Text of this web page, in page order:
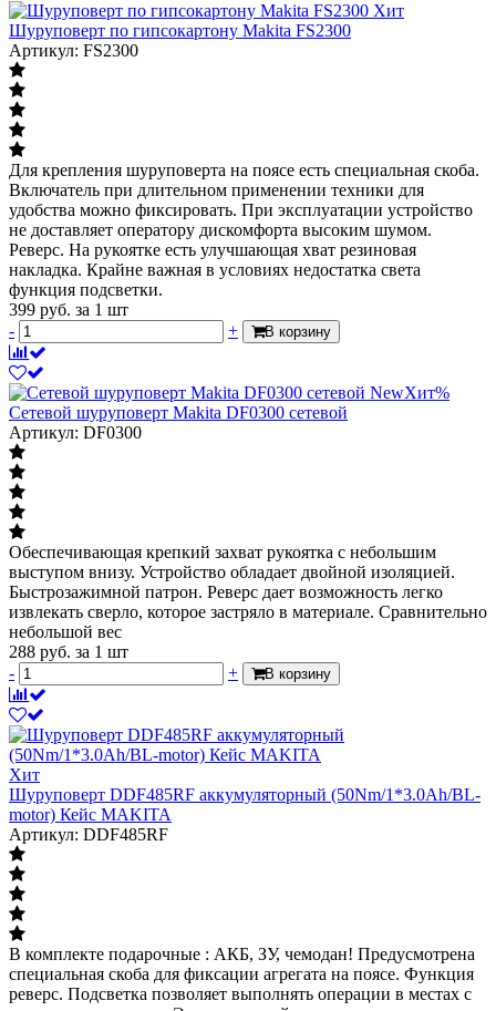
Хит
Шуруповерт по гипсокартону Makita FS2300
Артикул: FS2300
Для крепления шуруповерта на поясе есть специальная скоба.
Включатель при длительном применении техники для
удобства можно фиксировать. При эксплуатации устройство
не доставляет оператору дискомфорта высоким шумом.
Реверс. На рукоятке есть улучшающая хват резиновая
накладка. Крайне важная в условиях недостатка света
функция подсветки.
399 руб. за 1 шт
-
+ В корзину
NewХит%
Сетевой шуруповерт Makita DF0300 сетевой
Артикул: DF0300
Обеспечивающая крепкий захват рукоятка с небольшим
выступом внизу. Устройство обладает двойной изоляцией.
Быстрозажимной патрон. Реверс дает возможность легко
извлекать сверло, которое застряло в материале. Сравнительно
небольшой вес
288 руб. за 1 шт
-
+ В корзину
Хит
Шуруповерт DDF485RF аккумуляторный (50Nm/1*3.0Ah/BL-
motor) Кейс MAKITA
Артикул: DDF485RF
В комплекте подарочные : АКБ, ЗУ, чемодан! Предусмотрена
специальная скоба для фиксации агрегата на поясе. Функция
реверс. Подсветка позволяет выполнять операции в местах с